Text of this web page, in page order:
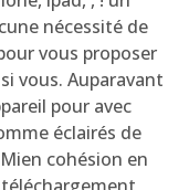
nécessité de
vous proposer
vous. Auparavant
pour avec
éclairés de
cohésion en